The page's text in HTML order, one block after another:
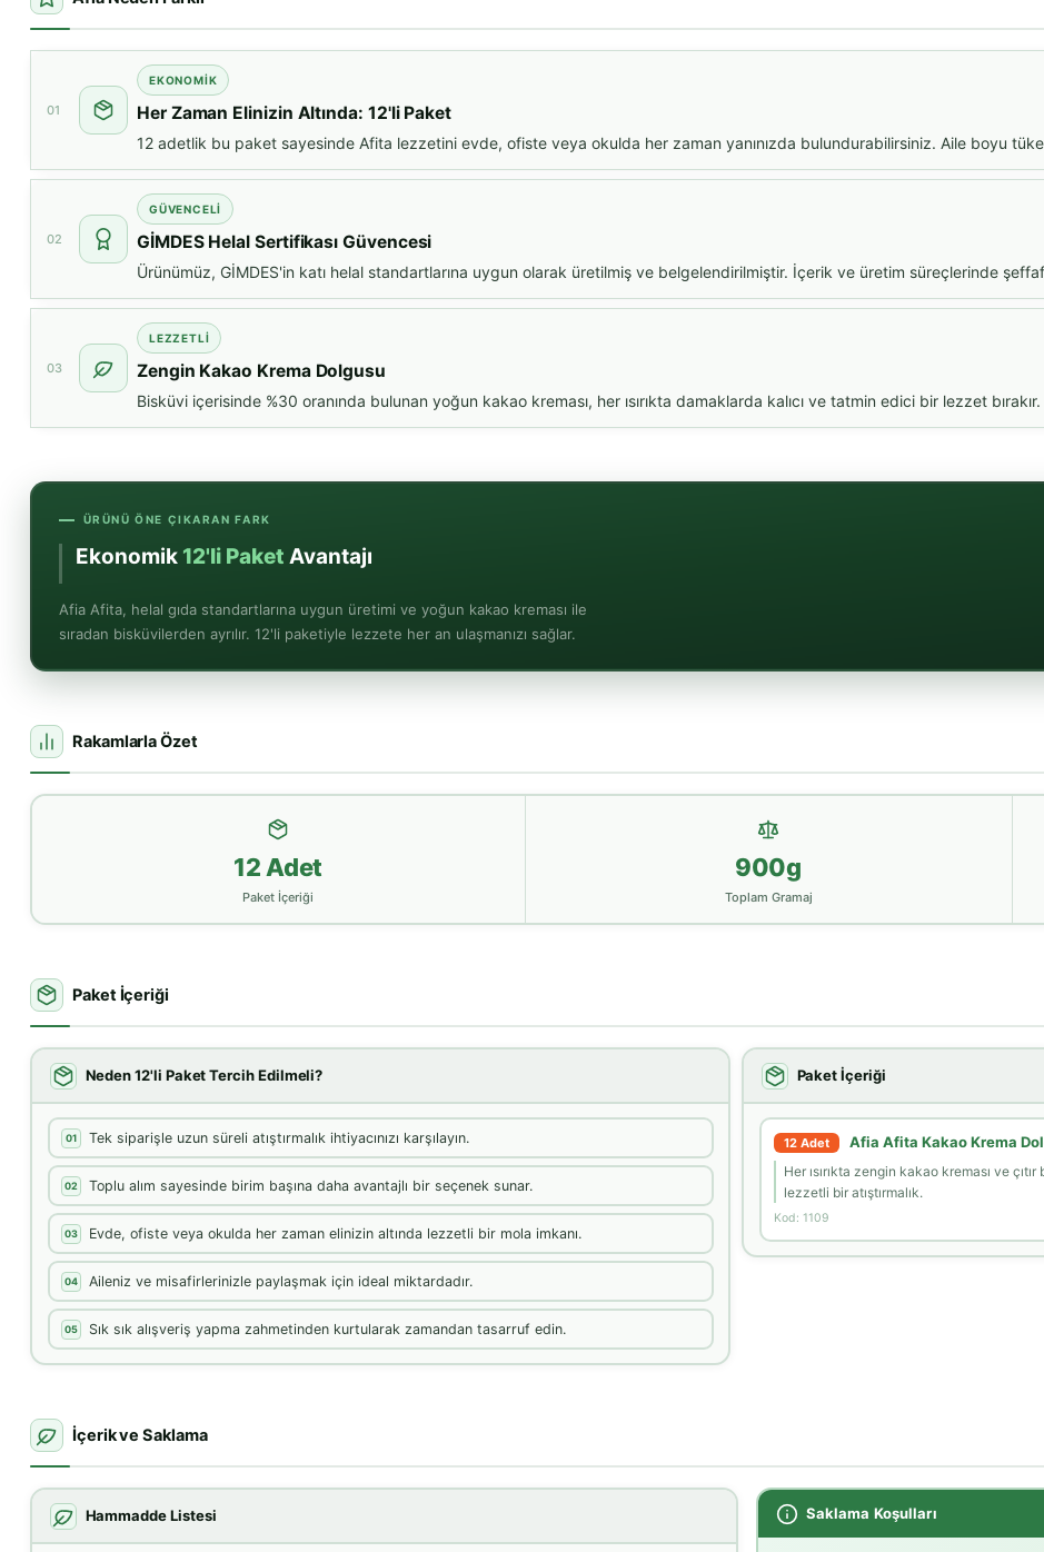
01
EKONOMIK
Her Zaman Elinizin Altında: 12'li Paket
12 adetlik bu paket sayesinde Afita lezzetini evde, ofiste veya okulda her zaman yanınızda bulundurabilirsiniz. Aile boyu
02
GÜVENCELI
GİMDES Helal Sertifikası Güvencesi
Ürünümüz, GİMDES'in katı helal standartlarına uygun olarak üretilmiş ve belgelendirilmiştir. İçerik ve üretim süreçlerinde
03
LEZZETLI
Zengin Kakao Krema Dolgusu
Bisküvi içerisinde %30 oranında bulunan yoğun kakao kreması, her ısırıkta damaklarda kalıcı ve tatmin edici bir lezzet bırakır.
ÜRÜNÜ ÖNE ÇIKARAN FARK
Ekonomik 12'li Paket Avantajı
Afia Afita, helal gıda standartlarına uygun üretimi ve yoğun kakao kreması ile
sıradan bisküvilerden ayrılır. 12'li paketiyle lezzete her an ulaşmanızı sağlar.
Rakamlarla Özet
12 Adet
Paket İçeriği
900g
Toplam Gramaj
Paket İçeriği
Neden 12'li Paket Tercih Edilmeli?
01 Tek siparişle uzun süreli atıştırmalık ihtiyacınızı karşılayın.
02 Toplu alım sayesinde birim başına daha avantajlı bir seçenek sunar.
03 Evde, ofiste veya okulda her zaman elinizin altında lezzetli bir mola imkanı.
04 Aileniz ve misafirlerinizle paylaşmak için ideal miktardadır.
05 Sık sık alışveriş yapma zahmetinden kurtularak zamandan tasarruf edin.
Paket İçeriği
12 Adet Afia Afita Kakao Krema
Her ısırıkta zengin kakao kreması ve
lezzetli bir atıştırmalık.
Kod: 1109
İçerik ve Saklama
Hammadde Listesi Saklama Koşulları